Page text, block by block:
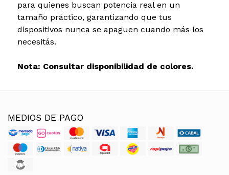
para quienes buscan potencia real en un
tamaño práctico, garantizando que tus
dispositivos nunca se apaguen cuando más los
necesitás.
Nota: Consultar disponibilidad de colores.
MEDIOS DE PAGO